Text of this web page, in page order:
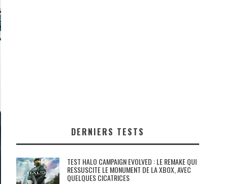
DERNIERS TESTS
TEST HALO CAMPAIGN EVOLVED : LE REMAKE QUI
RESSUSCITE LE MONUMENT DE LA XBOX, AVEC
QUELQUES CICATRICES